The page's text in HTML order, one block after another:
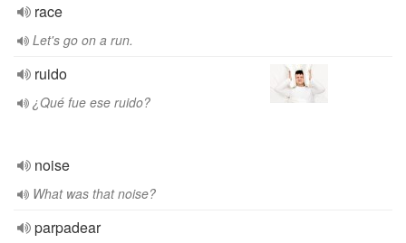
race
Let's go on a run.
ruido
¿Qué fue ese ruido?
noise
What was that noise?
parpadear